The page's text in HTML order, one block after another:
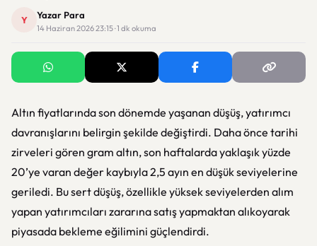
Y Yazar Para
14 Haziran 2026 23:15 · 1 dk okuma
Altın fiyatlarında son dönemde yaşanan düşüş, yatırımcı
davranışlarını belirgin şekilde değiştirdi. Daha önce tarihi
zirveleri gören gram altın, son haftalarda yaklaşık yüzde
20’ye varan değer kaybıyla 2,5 ayın en düşük seviyelerine
geriledi. Bu sert düşüş, özellikle yüksek seviyelerden alım
yapan yatırımcıları zararına satış yapmaktan alıkoyarak
piyasada bekleme eğilimini güçlendirdi.